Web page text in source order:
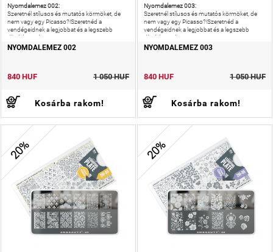
Nyomdalemez 002:
Szeretnél stílusos és mutatós körmöket, de
nem vagy egy Picasso?!Szeretnéd a
vendégeidnek a legjobbat és a legszebb
díszítést nyújtani?!
NYOMDALEMEZ 002
840 HUF 1 050 HUF
Kosárba rakom!
Nyomdalemez 003:
Szeretnél stílusos és mutatós körmöket, de
nem vagy egy Picasso?!Szeretnéd a
vendégeidnek a legjobbat és a legszebb
díszítést nyújtani?!
NYOMDALEMEZ 003
840 HUF 1 050 HUF
Kosárba rakom!
20% 20%